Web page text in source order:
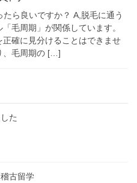
ら良いですか？ A,脱毛に通う
毛周期」が関係しています。
確に見分けることはできませ
、毛周期の […]
た
古留学